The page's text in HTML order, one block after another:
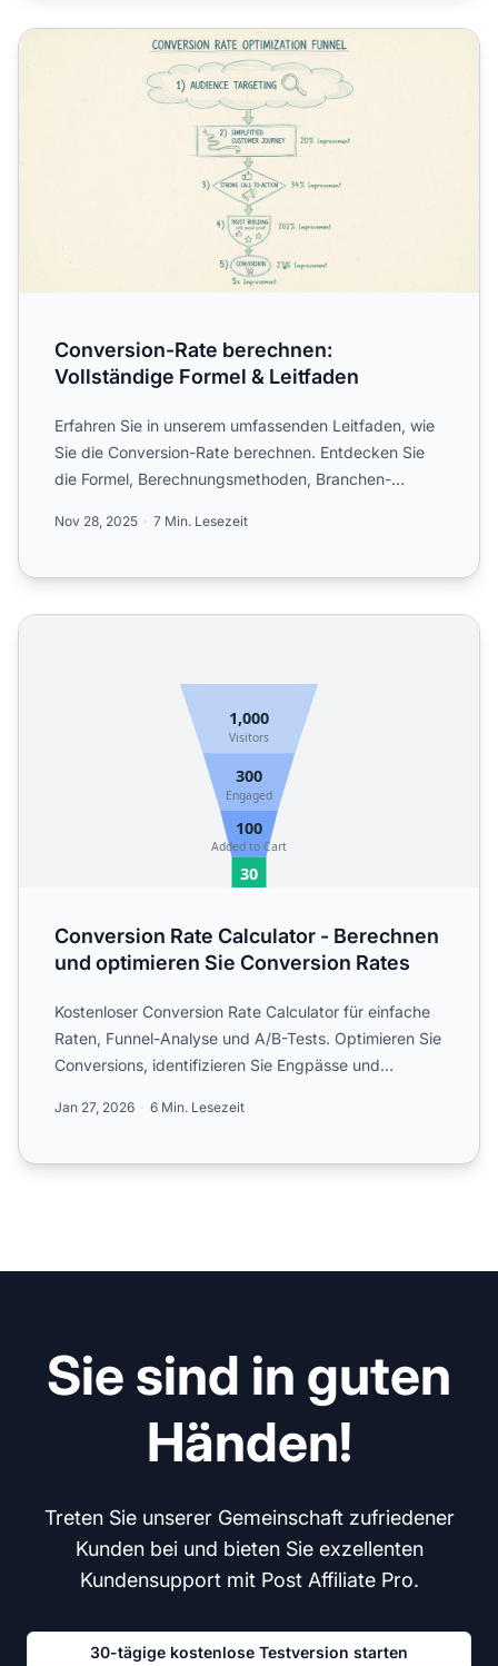
Conversion-Rate berechnen: Vollständige Formel &
Conversion-Rate berechnen:
Vollständige Formel & Leitfaden
Erfahren Sie in unserem umfassenden Leitfaden, wie
Sie die Conversion-Rate berechnen. Entdecken Sie
die Formel, Berechnungsmethoden, Branchen-
Nov 28, 2025 7 Min. Lesezeit
Conversion Rate Calculator - Berechnen und optimieren
Conversion Rate Calculator - Berechnen
und optimieren Sie Conversion Rates
Kostenloser Conversion Rate Calculator für einfache
Raten, Funnel-Analyse und A/B-Tests. Optimieren Sie
Conversions, identifizieren Sie Engpässe und
Jan 27, 2026 6 Min. Lesezeit
Sie sind in guten
Händen!
Treten Sie unserer Gemeinschaft zufriedener
Kunden bei und bieten Sie exzellenten
Kundensupport mit Post Affiliate Pro.
30-tägige kostenlose Testversion starten